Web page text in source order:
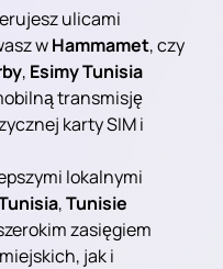
ulicami
wHammamet, czy
, Esimy Tunisia
transmisję
karty SIM i
lokalnymi
,Tunisie
zasięgiem
jak i